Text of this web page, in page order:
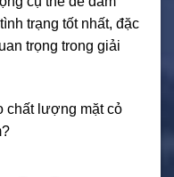
trạng tốt nhất, đặc
trọng trong giải
chất lượng mặt cỏ